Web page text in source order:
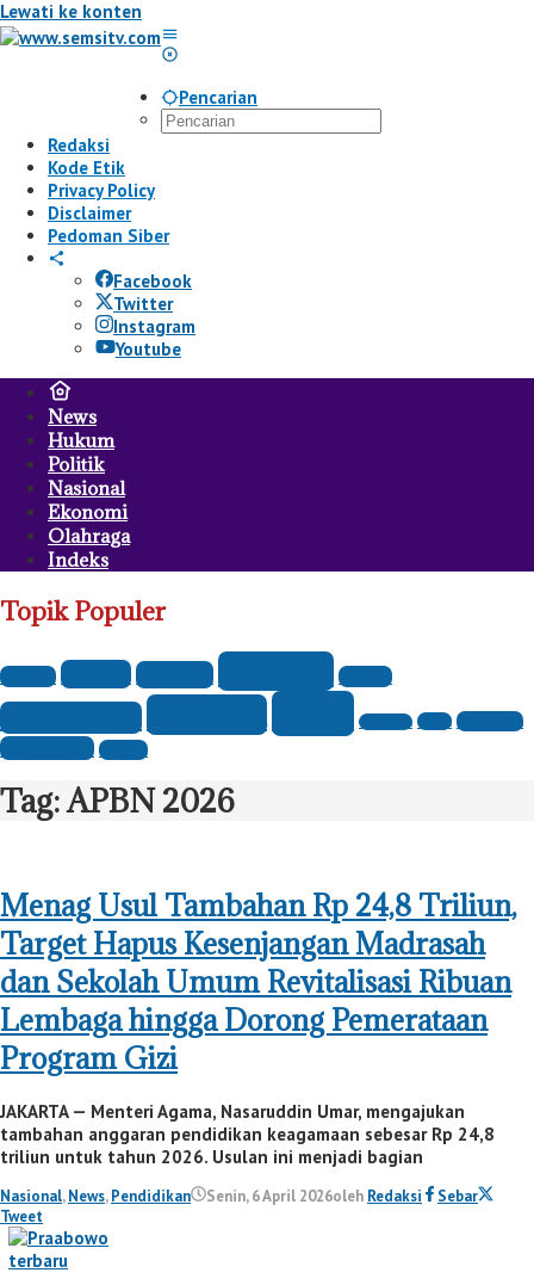
Lewati ke konten
Pencarian
Redaksi
Kode Etik
Privacy Policy
Disclaimer
Pedoman Siber
Facebook
Twitter
Instagram
Youtube
News
Hukum
Politik
Nasional
Ekonomi
Olahraga
Indeks
Topik Populer
Budaya DaerahEkonomiHeadline Hukum
InternationalNasionalNews Olahraga Opini Parlemen
Pendidikan Politik
Tag:APBN 2026
Menag Usul Tambahan Rp 24,8 Triliun,
Target Hapus Kesenjangan Madrasah
dan Sekolah Umum Revitalisasi Ribuan
Lembaga hingga Dorong Pemerataan
Program Gizi
JAKARTA — Menteri Agama, Nasaruddin Umar, mengajukan
tambahan anggaran pendidikan keagamaan sebesar Rp 24,8
triliun untuk tahun 2026. Usulan ini menjadi bagian
Nasional,News,Pendidikan Senin, 6 April 2026oleh Redaksi
Sebar
Tweet